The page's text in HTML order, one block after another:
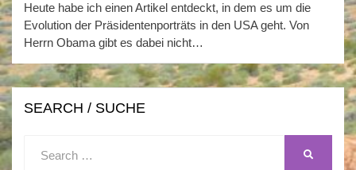
Heute habe ich einen Artikel entdeckt, in dem es um die
Evolution der Präsidentenporträts in den USA geht. Von
Herrn Obama gibt es dabei nicht…
SEARCH / SUCHE
SEARCH